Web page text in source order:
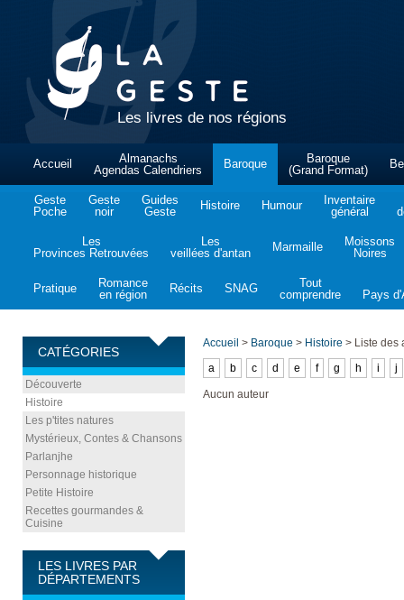
Les livres de nos régions
Accueil
Almanachs
Agendas Calendriers
Baroque
Baroque
(Grand Format)
Geste
Poche
Geste
noir
Guides
Geste
Histoire Humour
Inventaire
général
Les
Provinces Retrouvées
Les
veillées d'antan
Marmaille
Moissons
Noires
Pratique
Romance
en région
Récits SNAG
Tout
comprendre
Pays
CATÉGORIES
Découverte
Histoire
Les p'tites natures
Mystérieux, Contes & Chansons
Parlanjhe
Personnage historique
Petite Histoire
Recettes gourmandes &
Cuisine
LES LIVRES PAR
DÉPARTEMENTS
Accueil > Baroque > Histoire > Liste des
a
b c d e f g h i j
Aucun auteur